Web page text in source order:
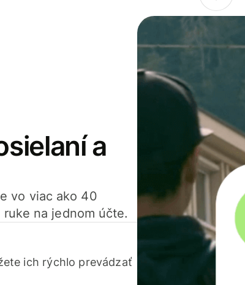
a
vo viac ako 40
na jednom účte.
ich rýchlo prevádzať